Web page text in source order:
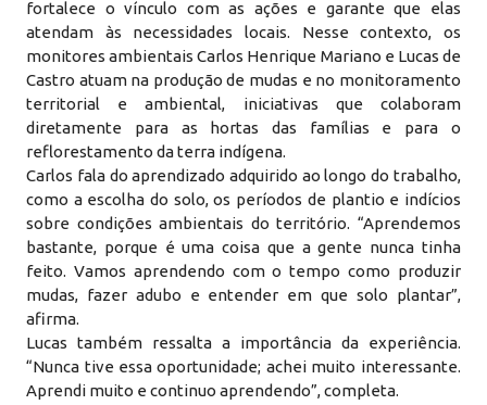
fortalece o vínculo com as ações e garante que elas
atendam às necessidades locais. Nesse contexto, os
monitores ambientais Carlos Henrique Mariano e Lucas de
Castro atuam na produção de mudas e no monitoramento
territorial e ambiental, iniciativas que colaboram
diretamente para as hortas das famílias e para o
reflorestamento da terra indígena.
Carlos fala do aprendizado adquirido ao longo do trabalho,
como a escolha do solo, os períodos de plantio e indícios
sobre condições ambientais do território. “Aprendemos
bastante, porque é uma coisa que a gente nunca tinha
feito. Vamos aprendendo com o tempo como produzir
mudas, fazer adubo e entender em que solo plantar”,
afirma.
Lucas também ressalta a importância da experiência.
“Nunca tive essa oportunidade; achei muito interessante.
Aprendi muito e continuo aprendendo”, completa.